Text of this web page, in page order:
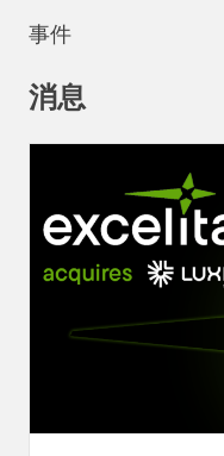
Description
闪烁体材料；无机晶体、
波长转换 (WLS)、光学元
事件
消息